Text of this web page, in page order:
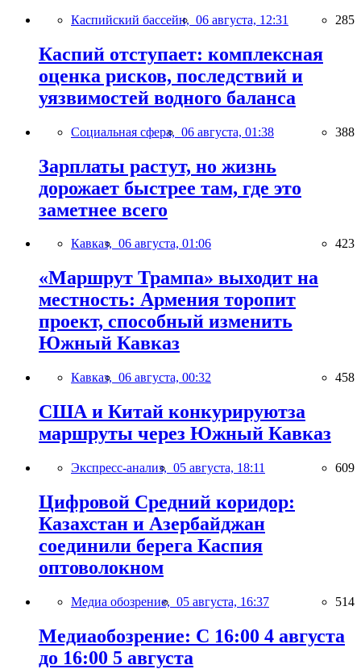
Каспийский бассейн, 06 августа, 12:31 285
Каспий отступает: комплексная
оценка рисков, последствий и
уязвимостей водного баланса
Социальная сфера, 06 августа, 01:38 388
Зарплаты растут, но жизнь
дорожает быстрее там, где это
заметнее всего
Кавказ, 06 августа, 01:06 423
«Маршрут Трампа» выходит на
местность: Армения торопит
проект, способный изменить
Южный Кавказ
Кавказ, 06 августа, 00:32 458
США и Китай конкурируютза
маршруты через Южный Кавказ
Экспресс-анализ, 05 августа, 18:11 609
Цифровой Средний коридор:
Казахстан и Азербайджан
соединили берега Каспия
оптоволокном
Медиа обозрение, 05 августа, 16:37 514
Медиаобозрение: С 16:00 4 августа
до 16:00 5 августа